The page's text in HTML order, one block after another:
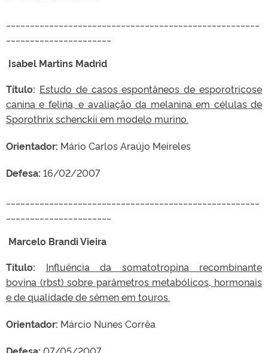
Isabel Martins Madrid
Título: Estudo de casos espontâneos de esporotricose
canina e felina, e avaliação da melanina em células de
Sporothrix schenckii em modelo murino.
Orientador: Mário Carlos Araújo Meireles
Defesa: 16/02/2007
Marcelo Brandi Vieira
Título: Influência da somatotropina recombinante
bovina (rbst) sobre parâmetros metabólicos, hormonais
e de qualidade de sêmen em touros.
Orientador: Márcio Nunes Corrêa
Defesa: 07/05/2007